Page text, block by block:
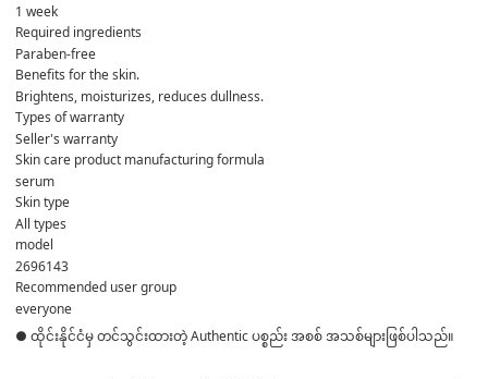
1 week
Required ingredients
Paraben-free
Benefits for the skin.
Brightens, moisturizes, reduces dullness.
Types of warranty
Seller's warranty
Skin care product manufacturing formula
serum
Skin type
All types
model
2696143
Recommended user group
everyone
● ထိုင်းနိုင်ငံမှ တင်သွင်းထားတဲ့ Authentic ပစ္စည်း အစစ် အသစ်များဖြစ်ပါသည်။